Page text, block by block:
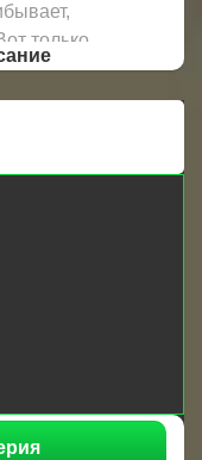
только
сюрприз,
и
как должна